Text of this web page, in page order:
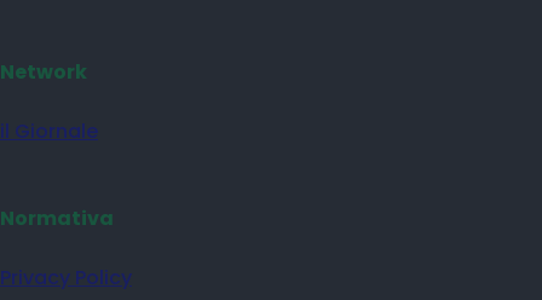
Network
il Giornale
Normativa
Privacy Policy